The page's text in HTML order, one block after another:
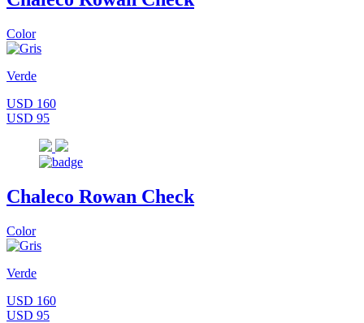
Color
Verde
USD 160
USD 95
Chaleco Rowan Check
Color
Verde
USD 160
USD 95